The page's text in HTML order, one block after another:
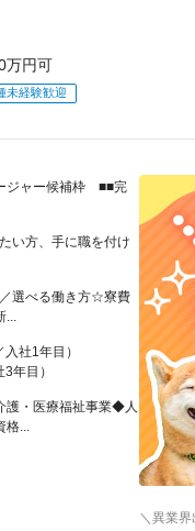
万円可
未経験歓迎
ジャー候補枠 ■■完
い方、手に職を付け
選べる働き方☆寮費
...
社1年目）
年目）
護・医療福祉事業◆人
格...
＼異業